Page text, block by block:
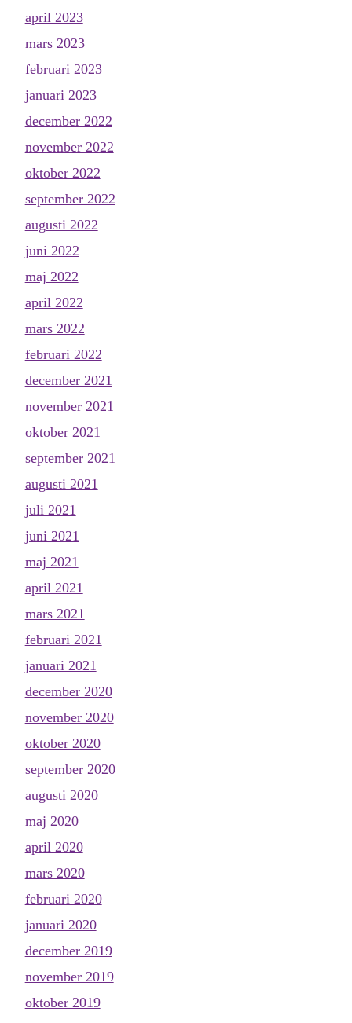
april 2023
mars 2023
februari 2023
januari 2023
december 2022
november 2022
oktober 2022
september 2022
augusti 2022
juni 2022
maj 2022
april 2022
mars 2022
februari 2022
december 2021
november 2021
oktober 2021
september 2021
augusti 2021
juli 2021
juni 2021
maj 2021
april 2021
mars 2021
februari 2021
januari 2021
december 2020
november 2020
oktober 2020
september 2020
augusti 2020
maj 2020
april 2020
mars 2020
februari 2020
januari 2020
december 2019
november 2019
oktober 2019